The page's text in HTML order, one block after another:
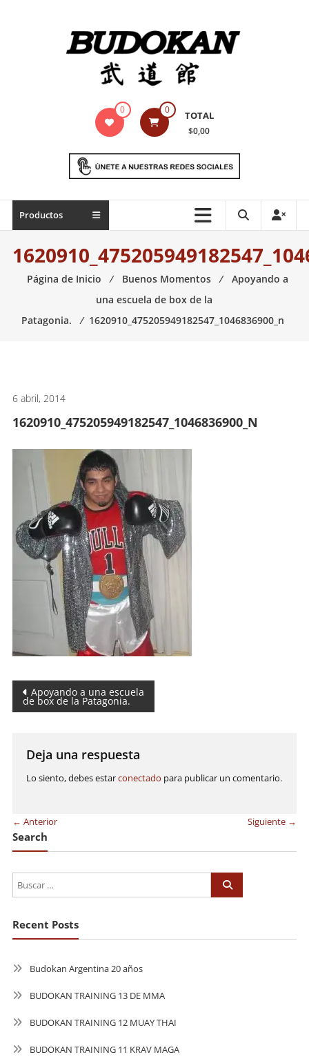
Indumentaria
marciales
Todo
necesario
para
artes
0 0 TOTAL
$0,00
Productos
Página de Inicio ⁄ Buenos Momentos ⁄
Apoyando a
una escuela de box de la
Patagonia.
⁄ 1620910_475205949182547_1046836900_n
6 abril, 2014
1620910_475205949182547_1046836900_N
Navegación
de
entradas
Apoyando a una escuela
de box de la Patagonia.
Deja una respuesta
Lo siento, debes estarconectado para publicar un comentario.
← Anterior Siguiente →
Search
Recent Posts
Budokan Argentina 20 años
BUDOKAN TRAINING 13 DE MMA
BUDOKAN TRAINING 12 MUAY THAI
BUDOKAN TRAINING 11 KRAV MAGA